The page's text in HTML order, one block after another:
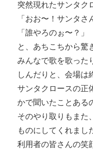
突然現れたサンタク
「おお〜！サンタさ
「誰やろのぉ〜？」
と、あちこちから驚
みんなで歌を歌った
しんだりと、会場は
サンタクロースの正
かで聞いたことある
そのやり取りもまた
ものにしてくれまし
利用者の皆さんの笑